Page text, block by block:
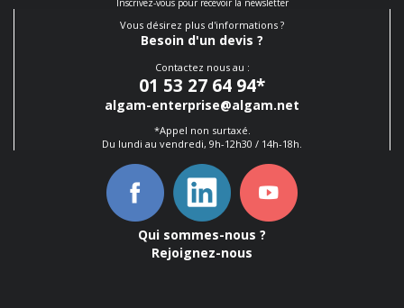
Inscrivez-vous pour recevoir la newsletter
Vous désirez plus d'informations ?
Besoin d'un devis ?
Contactez nous au :
01 53 27 64 94*
algam-enterprise@algam.net
*Appel non surtaxé.
Du lundi au vendredi, 9h-12h30 / 14h-18h.
Qui sommes-nous ?
Rejoignez-nous